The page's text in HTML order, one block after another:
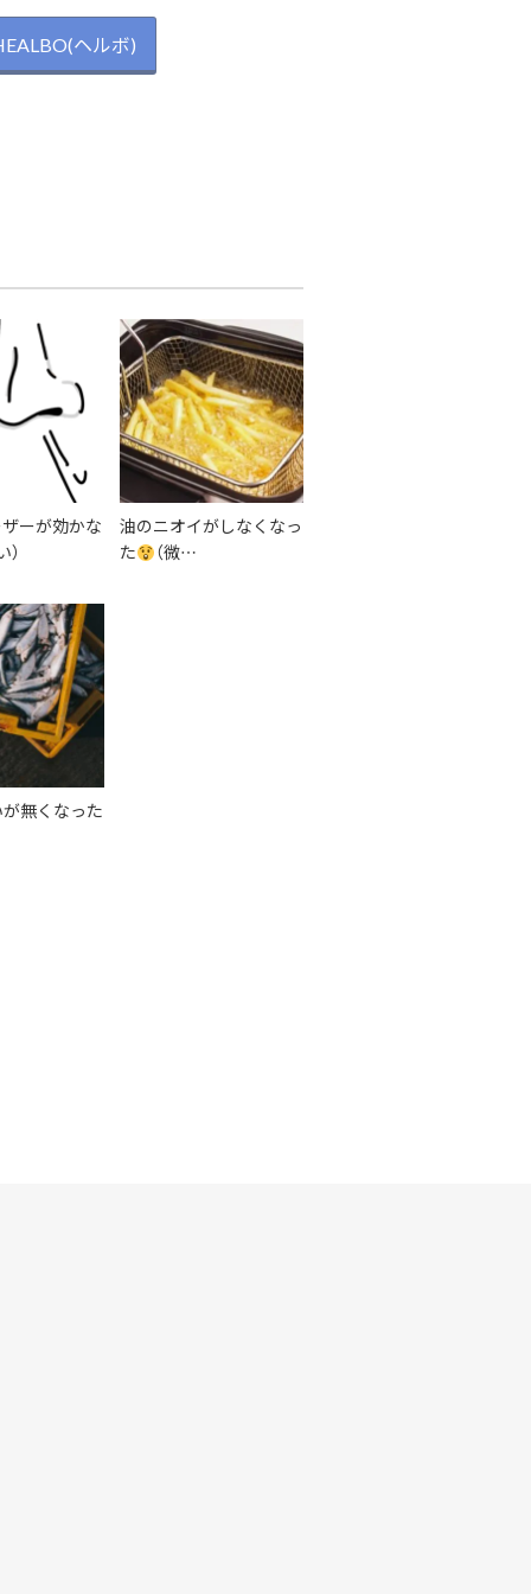
ヘルボ)
ーが効かな
油のニオイがしなくなっ
た
（微…
無くなった